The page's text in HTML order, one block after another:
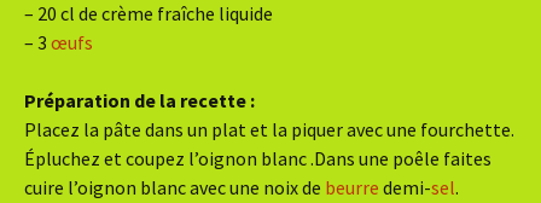
– 20 cl de crème fraîche liquide
– 3 œufs
Préparation de la recette :
Placez la pâte dans un plat et la piquer avec une fourchette.
Épluchez et coupez l’oignon blanc .Dans une poêle faites
cuire l’oignon blanc avec une noix de beurre demi-sel.